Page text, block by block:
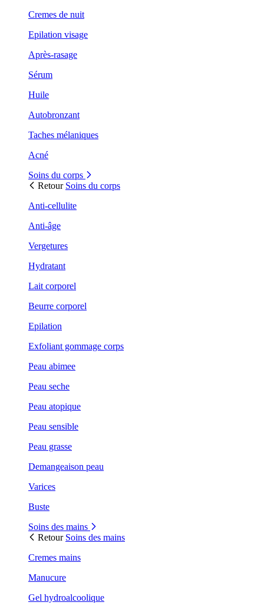
Cremes de nuit
Epilation visage
Après-rasage
Sérum
Huile
Autobronzant
Taches mélaniques
Acné
Soins du corps
Retour Soins du corps
Anti-cellulite
Anti-âge
Vergetures
Hydratant
Lait corporel
Beurre corporel
Epilation
Exfoliant gommage corps
Peau abimee
Peau seche
Peau atopique
Peau sensible
Peau grasse
Demangeaison peau
Varices
Buste
Soins des mains
Retour Soins des mains
Cremes mains
Manucure
Gel hydroalcoolique